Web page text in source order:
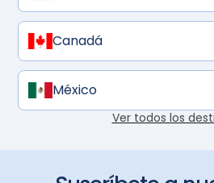
Canadá
México
Ver todos los